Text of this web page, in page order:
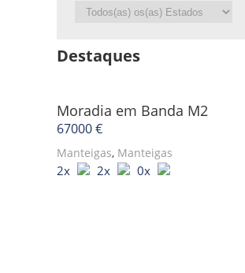
Destaques
Moradia em Banda M2
67000 €
Manteigas, Manteigas
2x 2x 0x